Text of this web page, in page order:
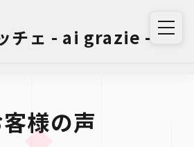
チェ - ai grazie -
様の声